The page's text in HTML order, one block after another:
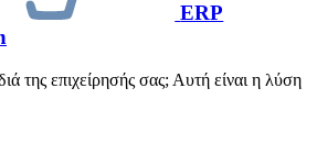
ERP
της επιχείρησής σας; Αυτή είναι η λύση